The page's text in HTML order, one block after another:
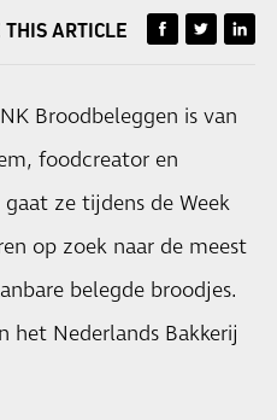
THIS ARTICLE
Broodbeleggen is van
foodcreator en
ze tijdens de Week
op zoek naar de meest
belegde broodjes.
het Nederlands Bakkerij